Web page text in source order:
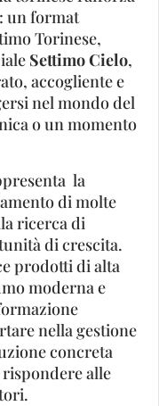
un format
Torinese,
Settimo Cielo,
accogliente e
nel mondo del
o un momento
la
di molte
ricerca di
di crescita.
prodotti di alta
moderna e
nella gestione
concreta
alle